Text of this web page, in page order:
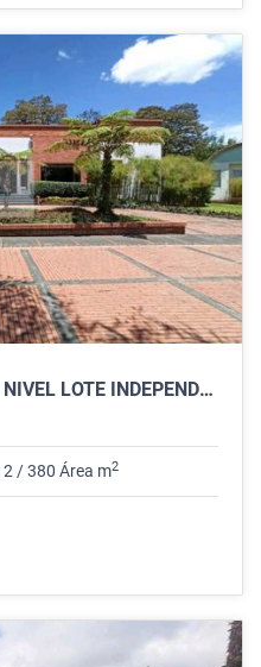
VENDO CASA DE UN SOLO NIVEL LOTE INDEPENDIENTE VIA GUAYMARAL BOGOTA
2 / 380 Área m2